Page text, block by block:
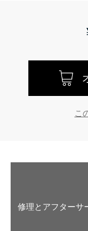
こ
修理とアフターサ